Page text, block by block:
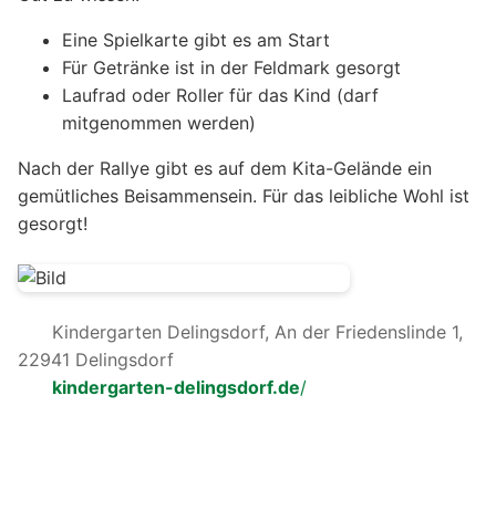
Eine Spielkarte gibt es am Start
Für Getränke ist in der Feldmark gesorgt
Laufrad oder Roller für das Kind (darf
mitgenommen werden)
Nach der Rallye gibt es auf dem Kita-Gelände ein
gemütliches Beisammensein. Für das leibliche Wohl ist
gesorgt!
Kindergarten Delingsdorf, An der Friedenslinde 1,
22941 Delingsdorf
kindergarten-delingsdorf.de/